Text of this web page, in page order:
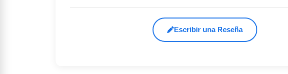
Escribir una Reseña